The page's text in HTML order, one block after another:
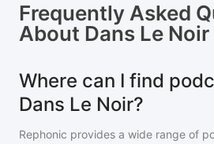
Frequently Asked
About Dans Le Noir
Where can I find
Dans Le Noir?
Rephonic provides a wide range of